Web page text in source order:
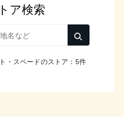
ア検索
・スペードのストア：5件